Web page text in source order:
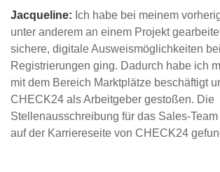
Jacqueline: Ich habe bei meinem
unter anderem an einem Projekt
sichere, digitale Ausweismöglichkeiten
Registrierungen ging. Dadurch habe ich
mit dem Bereich Marktplätze beschäftigt
CHECK24 als Arbeitgeber gestoßen. Die
Stellenausschreibung für das Sales-
auf der Karriereseite von CHECK24